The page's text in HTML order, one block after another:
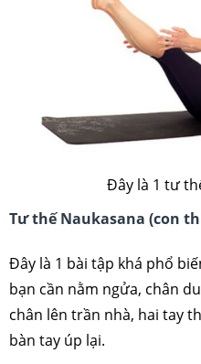
Đây là 1 tư
Tư thếNaukasana (con
Đây là 1 bài tập khá phổ
bạn cần nằm ngửa, chân
chân lên trần nhà, hai tay
bàn tay úp lại.